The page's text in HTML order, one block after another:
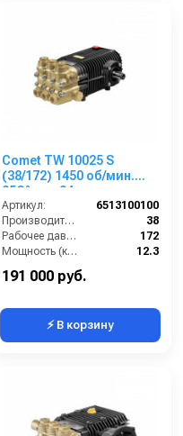
Comet TW 10025 S
(38/172) 1450 об/мин.
85C° вал 24 мм
Артикул:
6513100100
Производительность (л/мин):
38
Рабочее давление (бар):
172
Мощность (кВт):
12.3
191 000 руб.
⚡ В корзину